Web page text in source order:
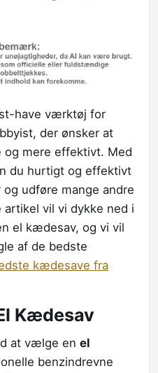
have værktøj for
der ønsker at
og mere effektivt. Med
du hurtigt og effektivt
udføre mange andre
artikel vil vi dykke ned i
el kædesav, og vi vil
af de bedste
kædesave fra
Kædesav
at vælge en el
benzindrevne